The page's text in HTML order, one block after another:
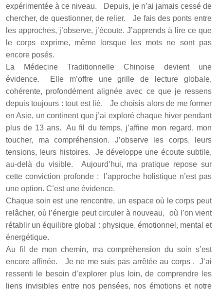
expérimentée à ce niveau. Depuis, je n’ai jamais cessé de
chercher, de questionner, de relier. Je fais des ponts entre
les approches, j’observe, j’écoute. J’apprends à lire ce que
le corps exprime, même lorsque les mots ne sont pas
encore posés.
La Médecine Traditionnelle Chinoise devient une
évidence. Elle m’offre une grille de lecture globale,
cohérente, profondément alignée avec ce que je ressens
depuis toujours : tout est lié. Je choisis alors de me former
en Asie, un continent que j’ai exploré chaque hiver pendant
plus de 13 ans. Au fil du temps, j’affine mon regard, mon
toucher, ma compréhension. J’observe les corps, leurs
tensions, leurs histoires. Je développe une écoute subtile,
au-delà du visible. Aujourd’hui, ma pratique repose sur
cette conviction profonde : l’approche holistique n’est pas
une option. C’est une évidence.
Chaque soin est une rencontre, un espace où le corps peut
relâcher, où l’énergie peut circuler à nouveau, où l’on vient
rétablir un équilibre global : physique, émotionnel, mental et
énergétique.
Au fil de mon chemin, ma compréhension du soin s’est
encore affinée. Je ne me suis pas arrêtée au corps . J’ai
ressenti le besoin d’explorer plus loin, de comprendre les
liens invisibles entre nos pensées, nos émotions et notre